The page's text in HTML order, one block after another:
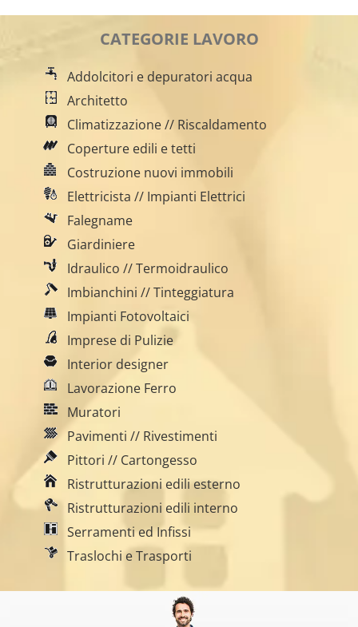
CATEGORIE LAVORO
Addolcitori e depuratori acqua
Architetto
Climatizzazione // Riscaldamento
Coperture edili e tetti
Costruzione nuovi immobili
Elettricista // Impianti Elettrici
Falegname
Giardiniere
Idraulico // Termoidraulico
Imbianchini // Tinteggiatura
Impianti Fotovoltaici
Imprese di Pulizie
Interior designer
Lavorazione Ferro
Muratori
Pavimenti // Rivestimenti
Pittori // Cartongesso
Ristrutturazioni edili esterno
Ristrutturazioni edili interno
Serramenti ed Infissi
Traslochi e Trasporti